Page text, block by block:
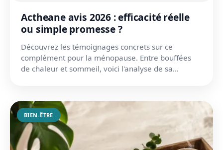
Actheane avis 2026 : efficacité réelle
ou simple promesse ?
Découvrez les témoignages concrets sur ce
complément pour la ménopause. Entre bouffées
de chaleur et sommeil, voici l'analyse de sa
BIEN-ÊTRE